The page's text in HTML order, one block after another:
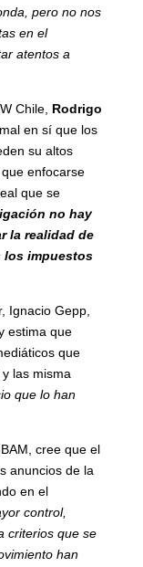
pero no nos
en el
atentos a
Chile, Rodrigo
en sí que los
su altos
enfocarse
que se
no hay
la realidad de
los impuestos
Ignacio Gepp,
estima que
que
las misma
que lo han
cree que el
anuncios de la
en el
control,
criterios que se
han